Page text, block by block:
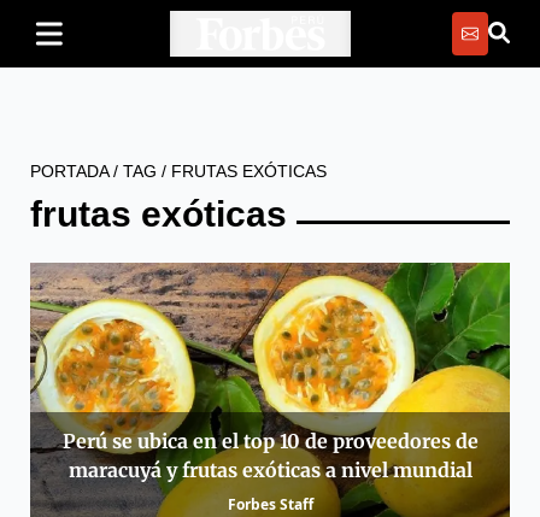
PORTADA/ TAG / FRUTAS EXÓTICAS
frutas exóticas
Perú se ubica en el top 10 de proveedores de
maracuyá y frutas exóticas a nivel mundial
Forbes Staff